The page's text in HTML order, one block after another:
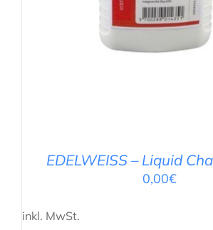
EDELWEISS – Liquid
0,00€
inkl. MwSt.